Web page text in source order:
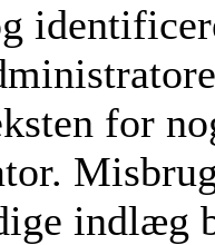
for
indlæg